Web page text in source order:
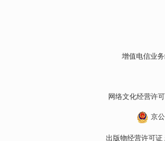
增值电信业
网络文化经营许
京
出版物经营许可